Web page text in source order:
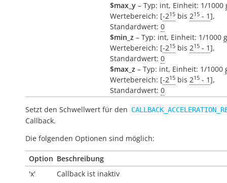
$max_y – Typ: int, Einheit: 1/1000
Wertebereich: [-215 bis 215 - 1],
Standardwert: 0
$min_z – Typ: int, Einheit: 1/1000
Wertebereich: [-215 bis 215 - 1],
Standardwert: 0
$max_z – Typ: int, Einheit: 1/1000
Wertebereich: [-215 bis 215 - 1],
Standardwert: 0
Setzt den Schwellwert für den
Callback.
Die folgenden Optionen sind möglich:
Option Beschreibung
'x'
Callback ist inaktiv